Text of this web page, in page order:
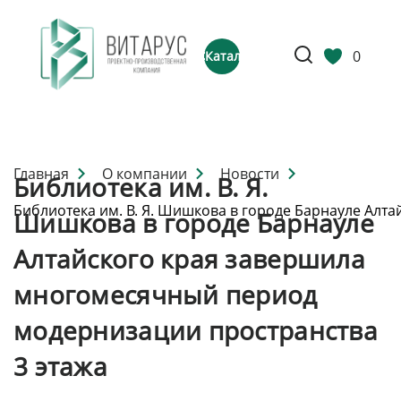
Каталог 0
Главная О компании
Новости
Библиотека им. В. Я. Шишкова в городе Барнауле
Библиотека им. В. Я.
Шишкова в городе Барнауле
Алтайского края завершила
многомесячный период
модернизации пространства
3 этажа